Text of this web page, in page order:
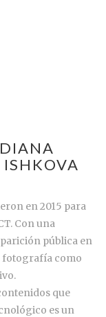
en 2015 para
Con una
pública en
fotografía como
que
es un